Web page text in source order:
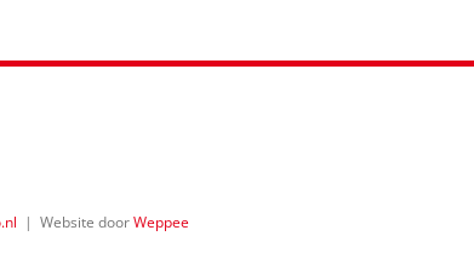
| Website doorWeppee